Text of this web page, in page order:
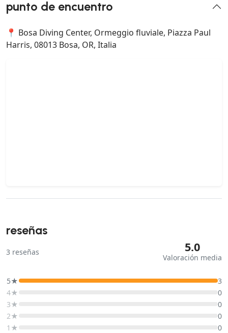
punto de encuentro
📍 Bosa Diving Center, Ormeggio fluviale, Piazza Paul
Harris, 08013 Bosa, OR, Italia
reseñas
3 reseñas 5.0
Valoración media
5★
3
4★
0
3★
0
2★
0
1★
0